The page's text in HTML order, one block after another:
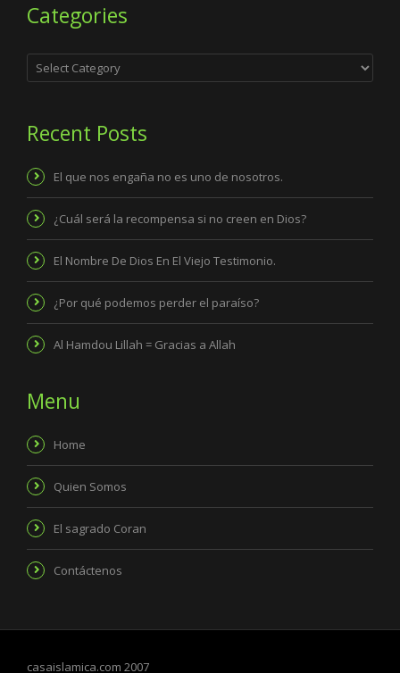
Categories
Categories
Recent Posts
El que nos engaña no es uno de nosotros.
¿Cuál será la recompensa si no creen en Dios?
El Nombre De Dios En El Viejo Testimonio.
¿Por qué podemos perder el paraíso?
Al Hamdou Lillah = Gracias a Allah
Menu
Home
Quien Somos
El sagrado Coran
Contáctenos
casaislamica.com 2007